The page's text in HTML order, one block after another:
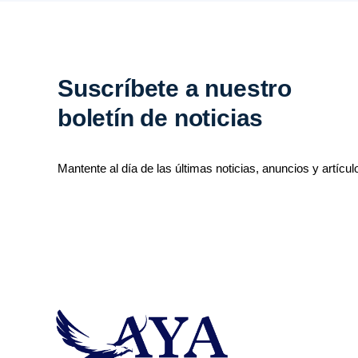
Suscríbete a nuestro
boletín de noticias
Mantente al día de las últimas noticias, anuncios y